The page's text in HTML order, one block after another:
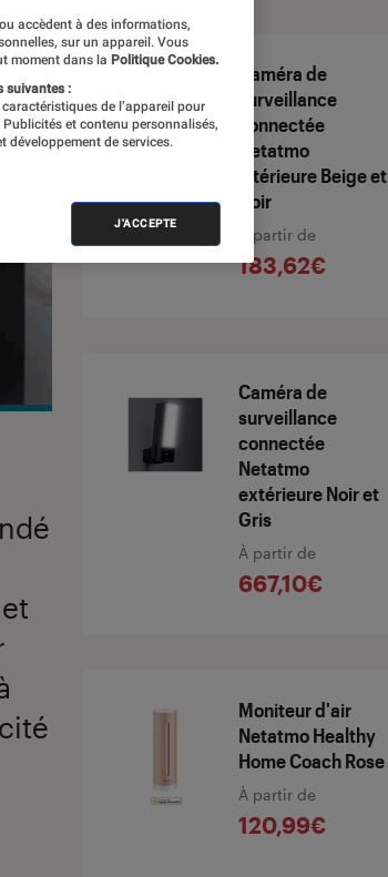
Caméra de
surveillance
connectée
Netatmo
intérieure Beige et
Noir
À partir de
183,62€
Caméra de
surveillance
connectée
Netatmo
extérieure Noir et
Gris
À partir de
667,10€
Moniteur d'air
Netatmo Healthy
Home Coach Rose
À partir de
120,99€
accèdent à des informations,
sur un appareil. Vous
moment dans la Politique Cookies.
suivantes :
de l’appareil pour
et contenu personnalisés,
développement de services.
J'ACCEPTE